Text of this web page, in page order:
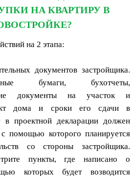
НА КВАРТИРУ В
на 2 этапа:
документов застройщика.
бумаги, бухотчеты,
документы на участок и
дома и сроки его сдачи в
в проектной декларации должен
помощью которого планируется
со стороны застройщика.
пункты, где написано о
которых будет возводится